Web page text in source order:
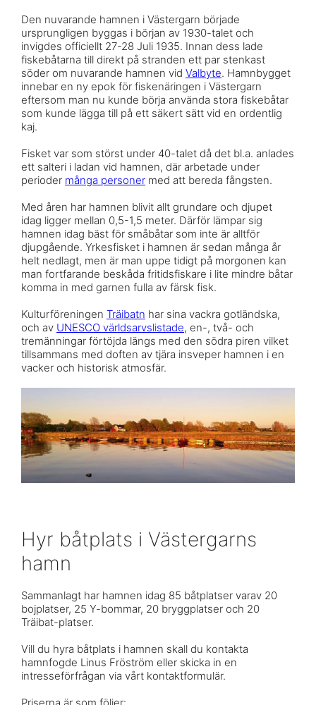
Den nuvarande hamnen i Västergarn började
ursprungligen byggas i början av 1930-talet och
invigdes officiellt 27-28 Juli 1935. Innan dess lade
fiskebåtarna till direkt på stranden ett par stenkast
söder om nuvarande hamnen vid Valbyte. Hamnbygget
innebar en ny epok för fiskenäringen i Västergarn
eftersom man nu kunde börja använda stora fiskebåtar
som kunde lägga till på ett säkert sätt vid en ordentlig
kaj.
Fisket var som störst under 40-talet då det bl.a. anlades
ett salteri i ladan vid hamnen, där arbetade under
perioder många personer med att bereda fångsten.
Med åren har hamnen blivit allt grundare och djupet
idag ligger mellan 0,5-1,5 meter. Därför lämpar sig
hamnen idag bäst för småbåtar som inte är alltför
djupgående. Yrkesfisket i hamnen är sedan många år
helt nedlagt, men är man uppe tidigt på morgonen kan
man fortfarande beskåda fritidsfiskare i lite mindre båtar
komma in med garnen fulla av färsk fisk.
Kulturföreningen Träibatn har sina vackra gotländska,
och av UNESCO världsarvslistade, en-, två- och
tremänningar förtöjda längs med den södra piren vilket
tillsammans med doften av tjära insveper hamnen i en
vacker och historisk atmosfär.
Hyr båtplats i Västergarns
hamn
Sammanlagt har hamnen idag 85 båtplatser varav 20
bojplatser, 25 Y-bommar, 20 bryggplatser och 20
Träibat-platser.
Vill du hyra båtplats i hamnen skall du kontakta
hamnfogde Linus Fröström eller skicka in en
intresseförfrågan via vårt kontaktformulär.